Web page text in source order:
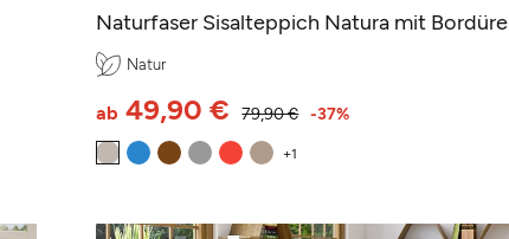
Naturfaser Sisalteppich Natura mit Bordüre
Natur
79,90 €
ab 49,90 € -37%